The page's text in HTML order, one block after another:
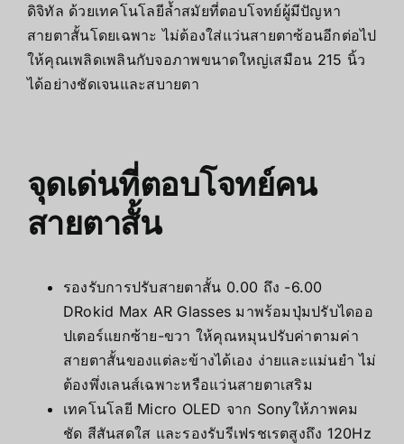
ดิจิทัล ด้วยเทคโนโลยีล้ำสมัยที่ตอบโจทย์ผู้มีปัญหา
สายตาสั้นโดยเฉพาะ ไม่ต้องใส่แว่นสายตาซ้อนอีกต่อไป
ให้คุณเพลิดเพลินกับจอภาพขนาดใหญ่เสมือน 215 นิ้ว
ได้อย่างชัดเจนและสบายตา
จุดเด่นที่ตอบโจทย์คน
สายตาสั้น
รองรับการปรับสายตาสั้น 0.00 ถึง -6.00
DRokid Max AR Glasses มาพร้อมปุ่มปรับไดออ
ปเตอร์แยกซ้าย-ขวา ให้คุณหมุนปรับค่าตามค่า
สายตาสั้นของแต่ละข้างได้เอง ง่ายและแม่นยำ ไม่
ต้องพึ่งเลนส์เฉพาะหรือแว่นสายตาเสริม
เทคโนโลยี Micro OLED จาก Sonyให้ภาพคม
ชัด สีสันสดใส และรองรับรีเฟรชเรตสูงถึง 120Hz